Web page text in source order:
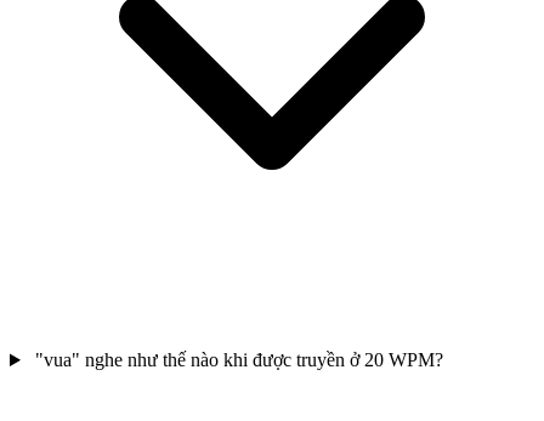
"vua" nghe như thế nào khi được truyền ở 20 WPM?